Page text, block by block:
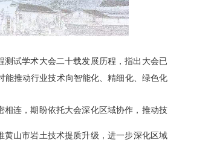
试学术大会二十载发展历程，指出大会已
能推动行业技术向智能化、精细化、绿色化
连，期盼依托大会深化区域协作，推动技
黄山市岩土技术提质升级，进一步深化区域